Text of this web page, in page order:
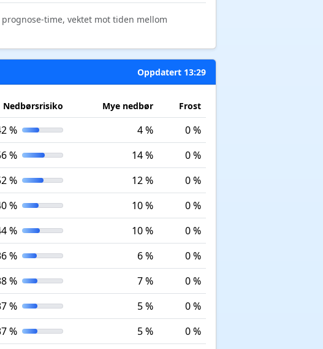
time, vektet mot tiden mellom
Oppdatert 13:29
Nedbørsrisiko Mye nedbør Frost
% 4 %
0 %
% 14 %
0 %
% 12 %
0 %
% 10 %
0 %
% 10 %
0 %
% 6 %
0 %
% 7 %
0 %
% 5 %
0 %
% 5 %
0 %